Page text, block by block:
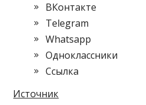
ВКонтакте
Telegram
Whatsapp
Одноклассники
Cсылка
Источник